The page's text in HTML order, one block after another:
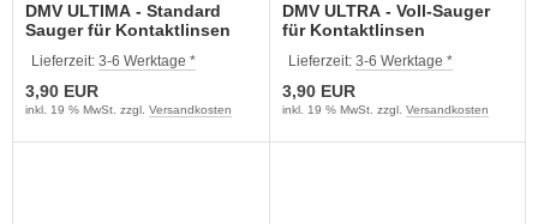
DMV ULTIMA - Standard
Sauger für Kontaktlinsen
Lieferzeit: 3-6 Werktage *
3,90 EUR
inkl. 19 % MwSt. zzgl. Versandkosten
DMV ULTRA - Voll-Sauger
für Kontaktlinsen
Lieferzeit: 3-6 Werktage *
3,90 EUR
inkl. 19 % MwSt. zzgl. Versandkosten